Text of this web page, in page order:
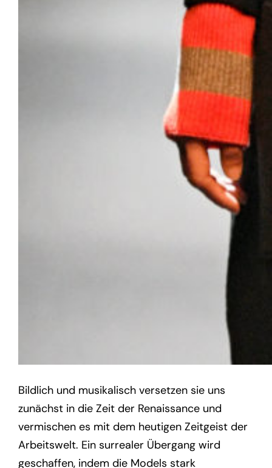
Bildlich und musikalisch versetzen sie uns
zunächst in die Zeit der Renaissance und
vermischen es mit dem heutigen Zeitgeist der
Arbeitswelt. Ein surrealer Übergang wird
geschaffen, indem die Models stark